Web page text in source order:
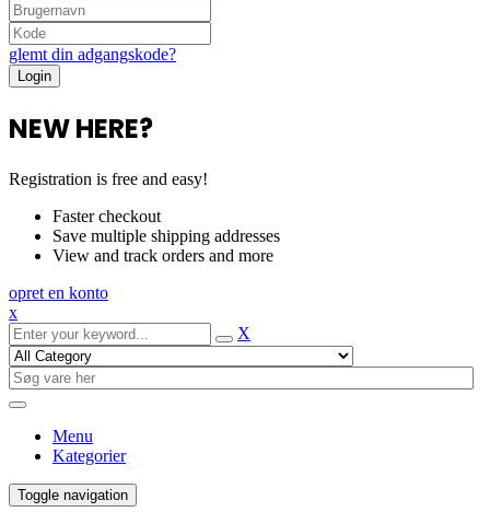
glemt din adgangskode?
NEW HERE?
Registration is free and easy!
Faster checkout
Save multiple shipping addresses
View and track orders and more
opret en konto
x
X
Menu
Kategorier
Toggle navigation